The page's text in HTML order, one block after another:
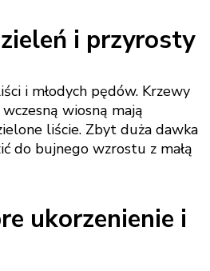
i przyrosty
i młodych pędów. Krzewy
wiosną mają
liście. Zbyt duża dawka
do bujnego wzrostu z małą
ukorzenienie i